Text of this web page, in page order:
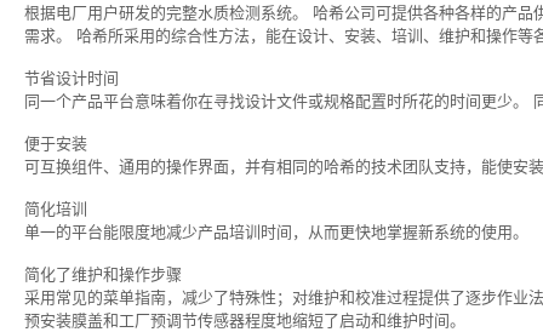
根据电厂用户研发的完整水质检测系统。 哈希公司可提供各种各样的产
需求。 哈希所采用的综合性方法，能在设计、安装、培训、维护和操作等
节省设计时间
同一个产品平台意味着你在寻找设计文件或规格配置时所花的时间更少。
便于安装
可互换组件、通用的操作界面，并有相同的哈希的技术团队支持，能使安
简化培训
单一的平台能限度地减少产品培训时间，从而更快地掌握新系统的使用。
简化了维护和操作步骤
采用常见的菜单指南，减少了特殊性；对维护和校准过程提供了逐步作
预安装膜盖和工厂预调节传感器程度地缩短了启动和维护时间。